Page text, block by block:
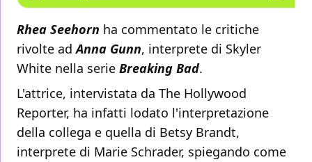
Rhea Seehorn ha commentato le critiche
rivolte ad Anna Gunn, interprete di Skyler
White nella serie Breaking Bad.
L'attrice, intervistata da The Hollywood
Reporter, ha infatti lodato l'interpretazione
della collega e quella di Betsy Brandt,
interprete di Marie Schrader, spiegando come